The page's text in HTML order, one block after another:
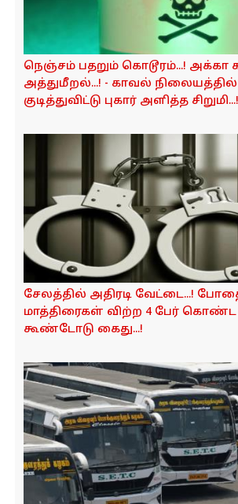
நெஞ்சம் பதறும் கொடூரம்...!
அத்துமீறல்...! - காவல்
குடித்துவிட்டு புகார் அளித்த சிறுமி...!
சேலத்தில் அதிரடி வேட்டை...!
மாத்திரைகள் விற்ற 4 பேர் கொண்ட
கூண்டோடு கைது...!